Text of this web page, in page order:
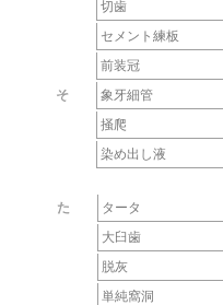
切歯
セメント練板
前装冠
そ
象牙細管
掻爬
染め出し液
た
タータ
大臼歯
脱灰
単純窩洞